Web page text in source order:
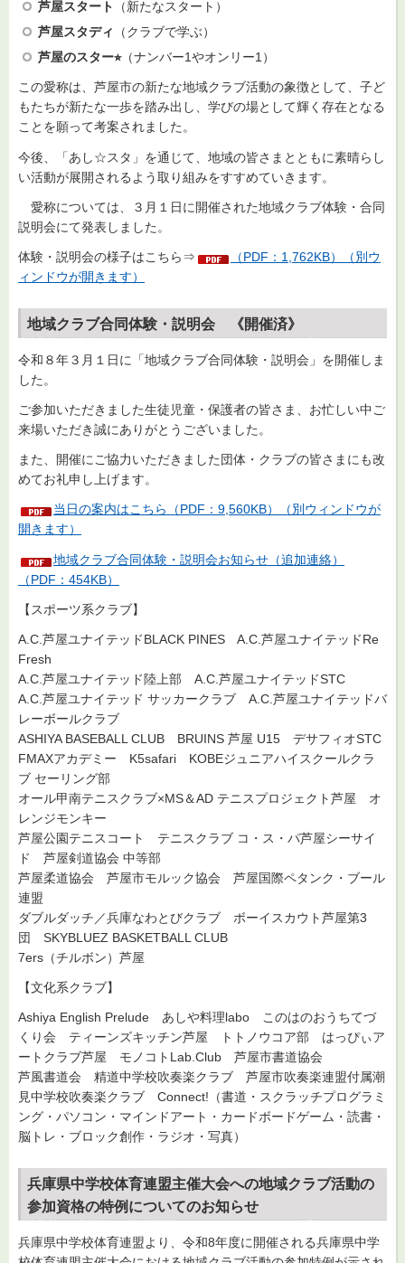
芦屋スタート
（新たなスタート）
芦屋スタディ
（クラブで学ぶ）
芦屋のスター⭐︎（ナンバー1やオンリー1）
この愛称は、芦屋市の新たな地域クラブ活動の象徴として、子ど
もたちが新たな一歩を踏み出し、学びの場として輝く存在となる
ことを願って考案されました。
今後、「あし☆スタ」を通じて、地域の皆さまとともに素晴らし
い活動が展開されるよう取り組みをすすめていきます。
愛称については、３月１日に開催された地域クラブ体験・合同
説明会にて発表しました。
体験・説明会の様子はこちら⇒
（PDF：1,762KB）（別ウ
ィンドウが開きます）
地域クラブ合同体験・説明会 《開催済》
令和８年３月１日に「地域クラブ合同体験・説明会」を開催しま
した。
ご参加いただきました生徒児童・保護者の皆さま、お忙しい中ご
来場いただき誠にありがとうございました。
また、開催にご協力いただきました団体・クラブの皆さまにも改
めてお礼申し上げます。
当日の案内はこちら（PDF：9,560KB）（別ウィンドウが
開きます）
地域クラブ合同体験・説明会お知らせ（追加連絡）
（PDF：454KB）
【スポーツ系クラブ】
A.C.芦屋ユナイテッドBLACK PINES A.C.芦屋ユナイテッドRe
Fresh
A.C.芦屋ユナイテッド陸上部 A.C.芦屋ユナイテッドSTC
A.C.芦屋ユナイテッド サッカークラブ A.C.芦屋ユナイテッドバ
レーボールクラブ
ASHIYA BASEBALL CLUB BRUINS 芦屋 U15 デサフィオSTC
FMAXアカデミー K5safari KOBEジュニアハイスクールクラ
ブ セーリング部
オール甲南テニスクラブ×MS＆AD テニスプロジェクト芦屋 オ
レンジモンキー
芦屋公園テニスコート テニスクラブ コ・ス・パ芦屋シーサイ
ド 芦屋剣道協会 中等部
芦屋柔道協会 芦屋市モルック協会 芦屋国際ペタンク・ブール
連盟
ダブルダッチ／兵庫なわとびクラブ ボーイスカウト芦屋第3
団 SKYBLUEZ BASKETBALL CLUB
7ers（チルボン）芦屋
【文化系クラブ】
Ashiya English Prelude あしや料理labo このはのおうちてづ
くり会 ティーンズキッチン芦屋 トトノウコア部 はっぴぃア
ートクラブ芦屋 モノコトLab.Club 芦屋市書道協会
芦風書道会 精道中学校吹奏楽クラブ 芦屋市吹奏楽連盟付属潮
見中学校吹奏楽クラブ Connect!（書道・スクラッチプログラミ
ング・パソコン・マインドアート・カードボードゲーム・読書・
脳トレ・ブロック創作・ラジオ・写真）
兵庫県中学校体育連盟主催大会への地域クラブ活動の
参加資格の特例についてのお知らせ
兵庫県中学校体育連盟より、令和8年度に開催される兵庫県中学